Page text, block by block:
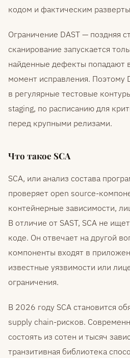
кодом и фактическим
Ограничение DAST — поздняя
сканирование запускается
найденные дефекты попадают
момент исправления. Поэтому
в регулярные тестовые
staging, по расписанию для
перед крупными релизами.
Что такое SCA
SCA, или анализ состава
проверяет open source-
контейнерные зависимости,
В отличие от SAST, SCA не
коде. Он отвечает на другой
компоненты входят в
известные уязвимости или
ограничения.
В 2026 году SCA становится
supply chain-рисков.
состоять из сотен и тысяч
транзитивная библиотека